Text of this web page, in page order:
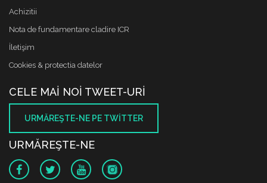
Achizitii
Nota de fundamentare cladire ICR
İletişim
Cookies & protectia datelor
CELE MAI NOI TWEET-URI
URMĂREŞTE-NE PE TWITTER
URMĂREŞTE-NE